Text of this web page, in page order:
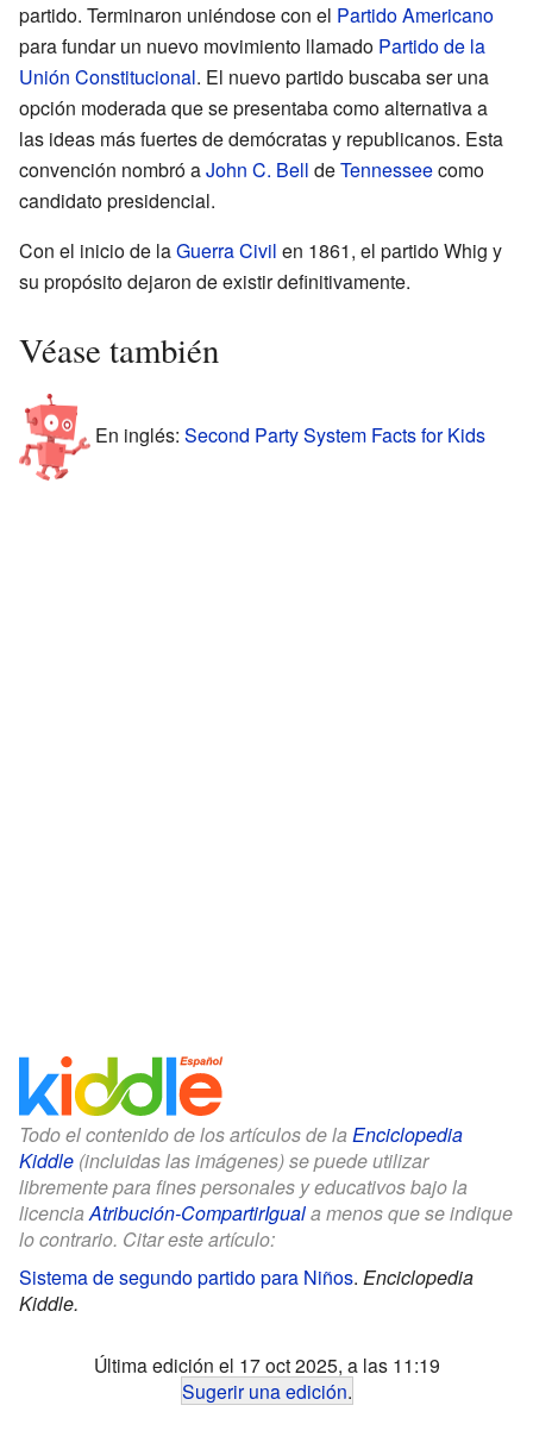
partido. Terminaron uniéndose con el Partido Americano
para fundar un nuevo movimiento llamado Partido de la
Unión Constitucional. El nuevo partido buscaba ser una
opción moderada que se presentaba como alternativa a
las ideas más fuertes de demócratas y republicanos. Esta
convención nombró aJohn C. Bell deTennesseecomo
candidato presidencial.
Con el inicio de laGuerra Civil en 1861, el partido Whig y
su propósito dejaron de existir definitivamente.
Véase también
En inglés: Second Party System Facts for Kids
Todo el contenido de los artículos de la Enciclopedia
Kiddle (incluidas las imágenes) se puede utilizar
libremente para fines personales y educativos bajo la
licenciaAtribución-CompartirIguala menos que se indique
lo contrario. Citar este artículo:
Sistema de segundo partido para Niños. Enciclopedia
Kiddle.
Última edición el 17 oct 2025, a las 11:19
Sugerir una edición.